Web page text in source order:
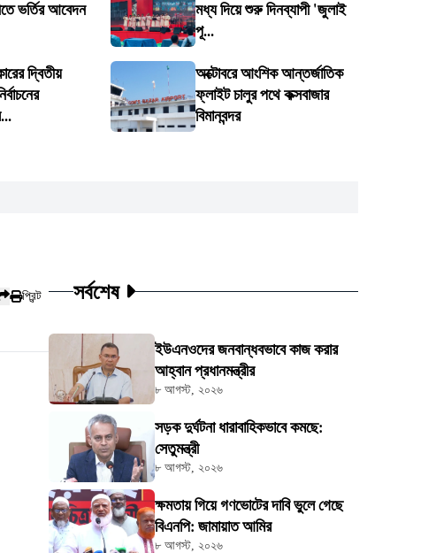
ভর্তির আবেদন
মধ্য দিয়ে শুরু দিনব্যাপী 'জুলাই
পূ...
দ্বিতীয়
অক্টোবরে আংশিক আন্তর্জাতিক
ফ্লাইট চালুর পথে কক্সবাজার
বিমানবন্দর
প্রিন্ট সর্বশেষ
ইউএনওদের জনবান্ধবভাবে কাজ করার
আহ্বান প্রধানমন্ত্রীর
৮ আগস্ট, ২০২৬
সড়ক দুর্ঘটনা ধারাবাহিকভাবে কমছে:
সেতুমন্ত্রী
৮ আগস্ট, ২০২৬
ক্ষমতায় গিয়ে গণভোটের দাবি ভুলে গেছে
বিএনপি: জামায়াত আমির
৮ আগস্ট, ২০২৬